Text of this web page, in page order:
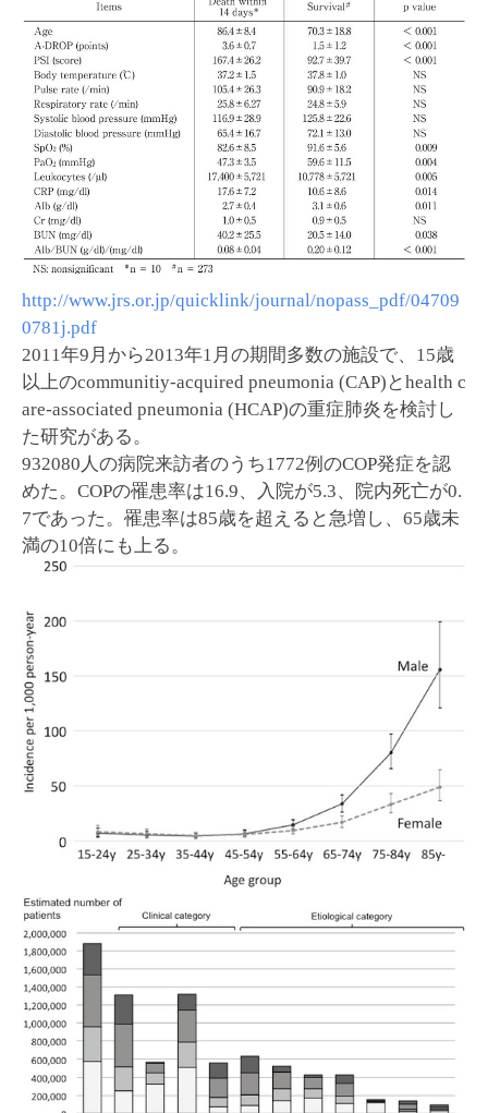
http://www.jrs.or.jp/quicklink/journal/nopass_pdf/04709
0781j.pdf
2011年9月から2013年1月の期間多数の施設で、15歳
以上のcommunitiy-acquired pneumonia (CAP)とhealth c
are-associated pneumonia (HCAP)の重症肺炎を検討し
た研究がある。
932080人の病院来訪者のうち1772例のCOP発症を認
めた。COPの罹患率は16.9、入院が5.3、院内死亡が0.
7であった。罹患率は85歳を超えると急増し、65歳未
満の10倍にも上る。